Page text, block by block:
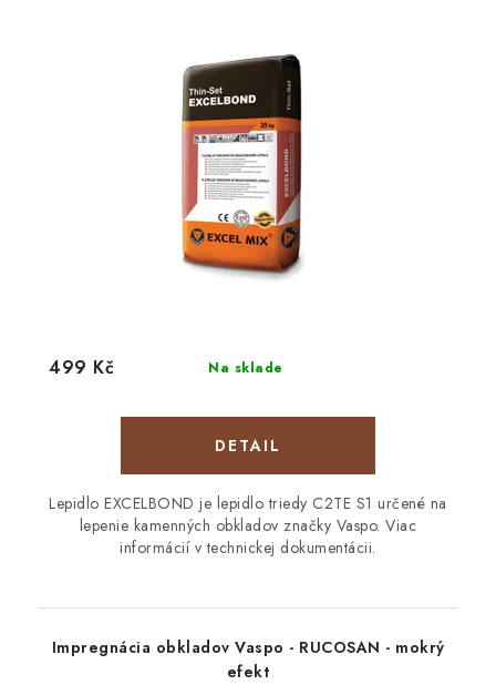
Na sklade
499 Kč
DETAIL
Lepidlo EXCELBOND je lepidlo triedy C2TE S1 určené na
lepenie kamenných obkladov značky Vaspo. Viac
informácií v technickej dokumentácii.
Impregnácia obkladov Vaspo - RUCOSAN - mokrý
efekt